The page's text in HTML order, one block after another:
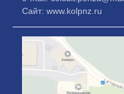
Сайт: www.kolpnz.ru